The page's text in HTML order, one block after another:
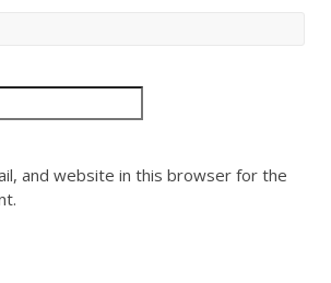
and website in this browser for the